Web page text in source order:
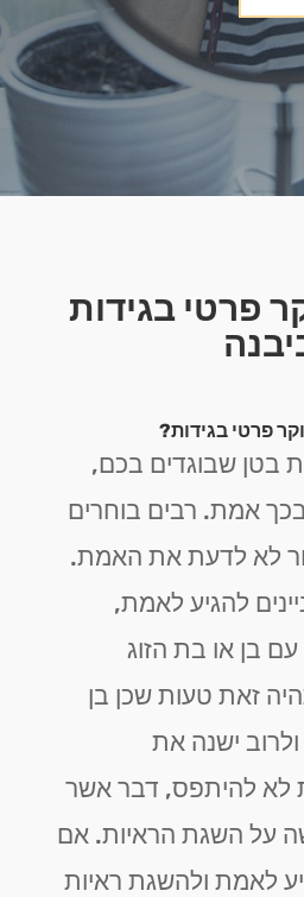
פרטי בגידות
פרטי בגידות?
בטן שבוגדים בכם,
אמת. רבים בוחרים
לא לדעת את האמת.
להגיע לאמת,
בן או בת הזוג
זאת טעות שכן בן
ולרוב ישנה את
לא להיתפס, דבר אשר
על השגת הראיות. אם
לאמת ולהשגת ראיות